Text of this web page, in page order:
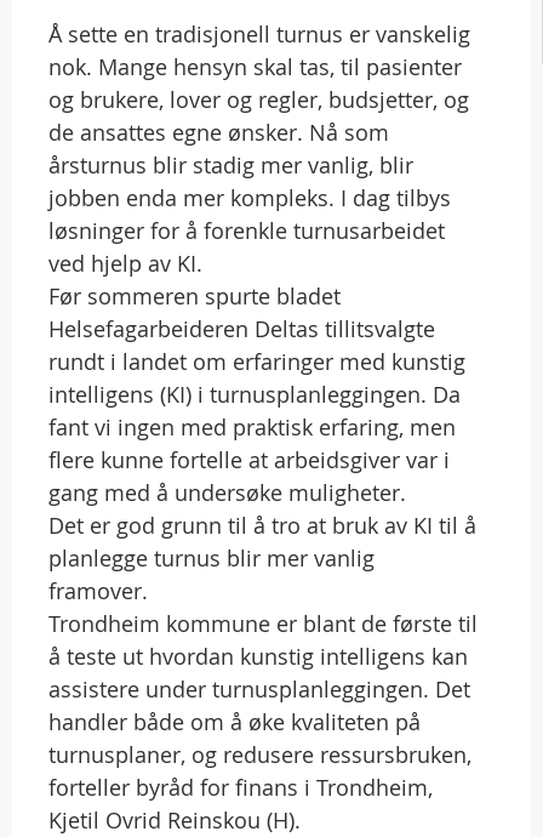
Å sette en tradisjonell turnus er vanskelig
nok. Mange hensyn skal tas, til pasienter
og brukere, lover og regler, budsjetter, og
de ansattes egne ønsker. Nå som
årsturnus blir stadig mer vanlig, blir
jobben enda mer kompleks. I dag tilbys
løsninger for å forenkle turnusarbeidet
ved hjelp av KI.
Før sommeren spurte bladet
Helsefagarbeideren Deltas tillitsvalgte
rundt i landet om erfaringer med kunstig
intelligens (KI) i turnusplanleggingen. Da
fant vi ingen med praktisk erfaring, men
flere kunne fortelle at arbeidsgiver var i
gang med å undersøke muligheter.
Det er god grunn til å tro at bruk av KI til å
planlegge turnus blir mer vanlig
framover.
Trondheim kommune er blant de første til
å teste ut hvordan kunstig intelligens kan
assistere under turnusplanleggingen. Det
handler både om å øke kvaliteten på
turnusplaner, og redusere ressursbruken,
forteller byråd for finans i Trondheim,
Kjetil Ovrid Reinskou (H).